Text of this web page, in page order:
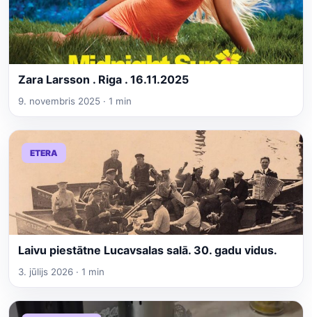
Zara Larsson . Riga . 16.11.2025
9. novembris 2025 · 1 min
ETERA
Laivu piestātne Lucavsalas salā. 30. gadu vidus.
3. jūlijs 2026 · 1 min